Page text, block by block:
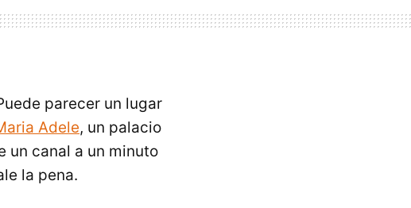
parecer un lugar
Adele, un palacio
un canal a un minuto
la pena.